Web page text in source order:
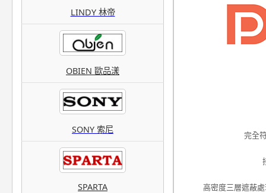
LINDY 林帝
OBIEN 歐品漾
SONY 索尼
SPARTA
完全
高密度三層遮蔽